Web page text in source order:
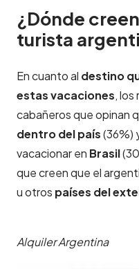
¿Dónde
turista
En cuanto al destino
estas vacaciones, los
cabañeros que opinan
dentro del país(36%)
vacacionar en Brasil
que creen que el
u otros países del
Encuesta a
Alquiler Argentina